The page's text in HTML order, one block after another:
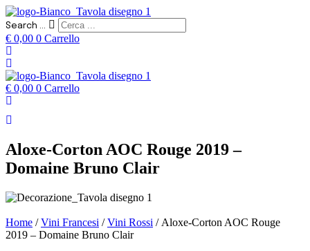
Search ...
€ 0,00 0 Carrello
€ 0,00 0 Carrello
Aloxe-Corton AOC Rouge 2019 –
Domaine Bruno Clair
Home /Vini Francesi /Vini Rossi / Aloxe-Corton AOC Rouge
2019 – Domaine Bruno Clair